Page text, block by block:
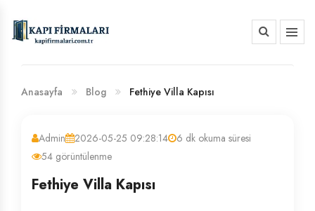
BANKA HESAP NUMARALARIMIZ
Anasayfa Blog Fethiye Villa Kapısı
Admin 2026-05-25 09:28:14
6 dk okuma süresi
54 görüntülenme
Fethiye Villa Kapısı